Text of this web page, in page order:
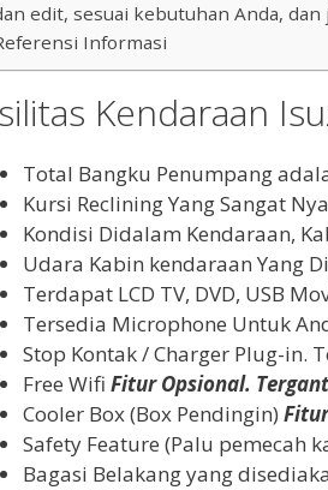
edit, sesuai kebutuhan Anda,
Informasi
Kendaraan
Total Bangku Penumpang
Kursi Reclining Yang Sangat
Kondisi Didalam Kendaraan,
Udara Kabin kendaraan Yang
Terdapat LCD TV, DVD, USB
Tersedia Microphone Untuk
Stop Kontak / Charger Plug-in.
Free Wifi Fitur Opsional.
Cooler Box (Box Pendingin)
Safety Feature (Palu pemecah
Bagasi Belakang yang